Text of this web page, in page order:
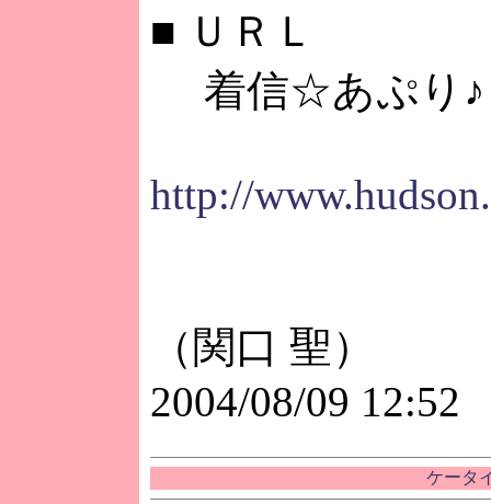
■ ＵＲＬ
着信☆あぷり
http://
（関口 聖）
2004/08/09 12:52
ケータ